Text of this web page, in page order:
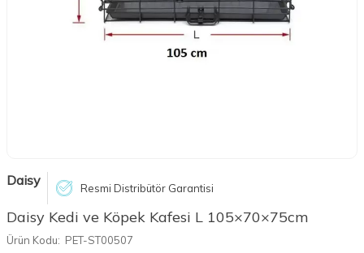
Daisy Resmi Distribütör Garantisi
Daisy Kedi ve Köpek Kafesi L 105×70×75cm
Ürün Kodu: PET-ST00507